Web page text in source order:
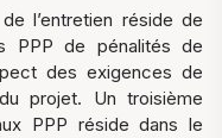
l’entretien réside de
PPP de pénalités de
des exigences de
projet. Un troisième
PPP réside dans le